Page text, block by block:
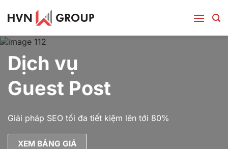
qua
nội
dung
Dịch vụ
Guest Post
Giải pháp SEO tối đa tiết kiệm lên tới 80%
XEM BẢNG GIÁ